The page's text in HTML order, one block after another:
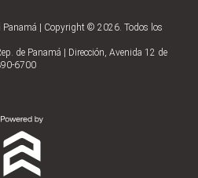
Panamá | Copyright © 2026. Todos los
de Panamá | Dirección, Avenida 12 de
6700